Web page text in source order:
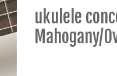
ukulele
Mahogany/